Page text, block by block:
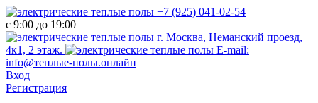
+7 (925) 041-02-54
с 9:00 до 19:00
г. Москва, Неманский проезд,
4к1, 2 этаж.
E-mail:
info@теплые-полы.онлайн
Вход
Регистрация